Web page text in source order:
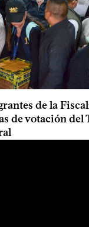
de la
de votación del